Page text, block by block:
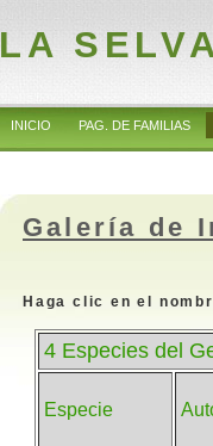
LA
INICIO PAG. DE FAMILIAS
Galería de
Haga clic en el
4 Especies del
Especie